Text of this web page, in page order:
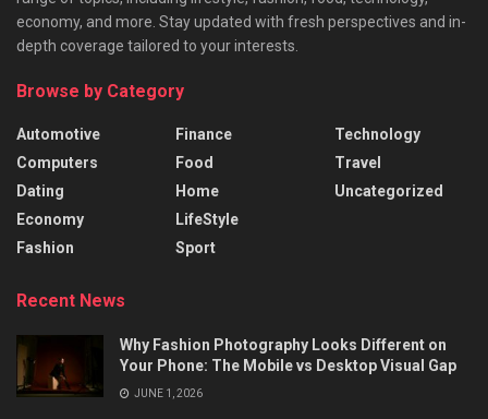
economy, and more. Stay updated with fresh perspectives and in-
depth coverage tailored to your interests.
Browse by Category
Automotive
Computers
Dating
Economy
Fashion
Finance
Food
Home
LifeStyle
Sport
Technology
Travel
Uncategorized
Recent News
Why Fashion Photography Looks Different on
Your Phone: The Mobile vs Desktop Visual Gap
JUNE 1, 2026